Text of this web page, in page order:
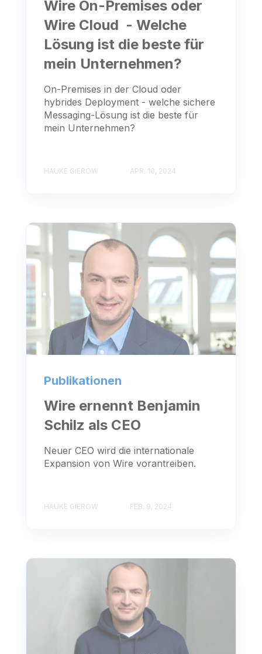
Wire On-Premises oder
Wire Cloud - Welche
Lösung ist die beste für
mein Unternehmen?
On-Premises in der Cloud oder
hybrides Deployment - welche sichere
Messaging-Lösung ist die beste für
mein Unternehmen?
HAUKE GIEROW APR. 10, 2024
Publikationen
Wire ernennt Benjamin
Schilz als CEO
Neuer CEO wird die internationale
Expansion von Wire vorantreiben.
HAUKE GIEROW FEB. 9, 2024